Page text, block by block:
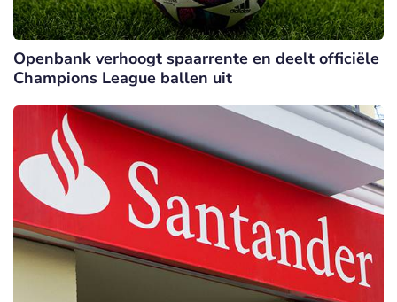
Openbank verhoogt spaarrente en deelt officiële
Champions League ballen uit